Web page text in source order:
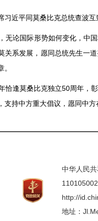
近平同莫桑比克总统查波互
无论国际形势如何变化，中
关系发展，愿同总统先生一
恰逢莫桑比克独立50周年，
支持中方重大倡议，愿同中
中华人民
http://
地址：